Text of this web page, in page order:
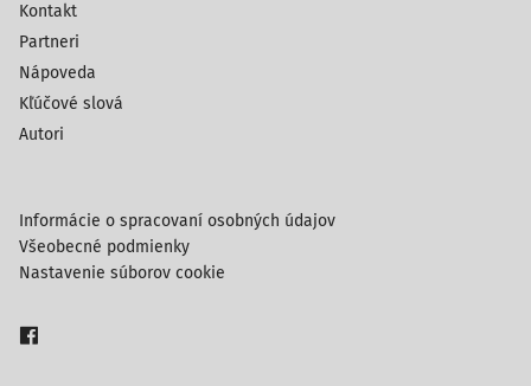
Kontakt
Partneri
Nápoveda
Kľúčové slová
Autori
Informácie o spracovaní osobných údajov
Všeobecné podmienky
Nastavenie súborov cookie